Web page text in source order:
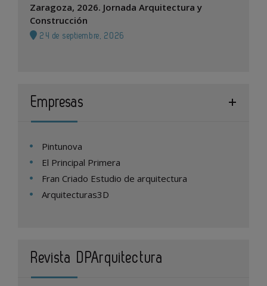
Zaragoza, 2026. Jornada Arquitectura y
Construcción
24 de septiembre, 2026
Empresas
Pintunova
El Principal Primera
Fran Criado Estudio de arquitectura
Arquitecturas3D
Revista DPArquitectura